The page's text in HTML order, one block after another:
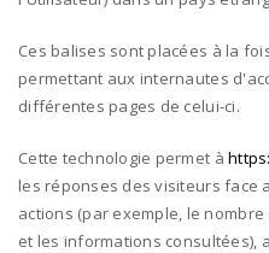
Ces balises sont placées à la
permettant aux internautes
différentes pages de celui-ci.
Cette technologie permet à
les réponses des visiteurs face
actions (par exemple, le
et les informations consultées),